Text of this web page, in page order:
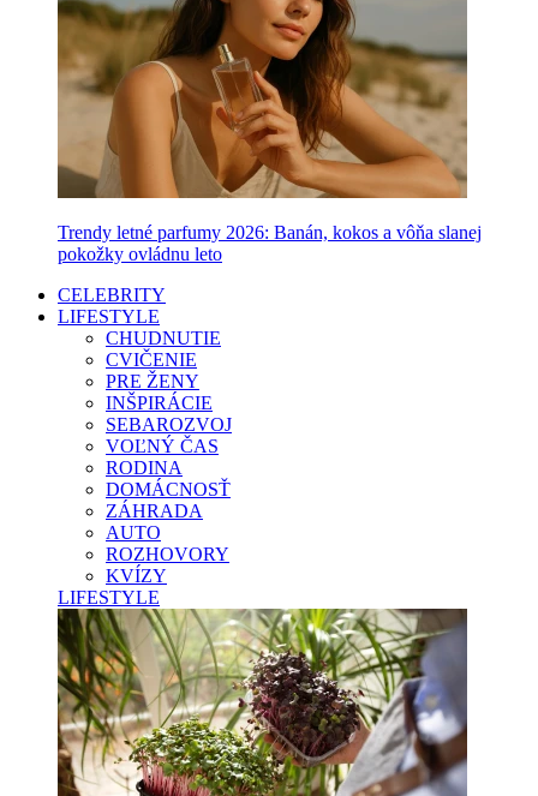
Trendy letné parfumy 2026: Banán, kokos a vôňa slanej
pokožky ovládnu leto
CELEBRITY
LIFESTYLE
CHUDNUTIE
CVIČENIE
PRE ŽENY
INŠPIRÁCIE
SEBAROZVOJ
VOĽNÝ ČAS
RODINA
DOMÁCNOSŤ
ZÁHRADA
AUTO
ROZHOVORY
KVÍZY
LIFESTYLE